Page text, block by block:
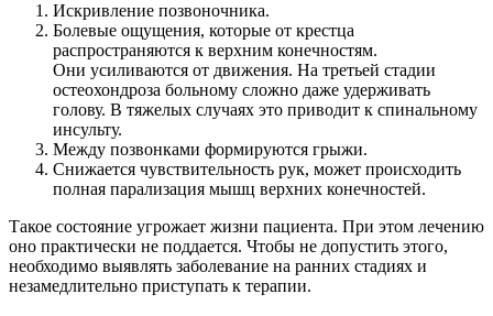
Искривление позвоночника.
Болевые ощущения, которые от крестца
распространяются к верхним конечностям.
Они усиливаются от движения. На третьей стадии
остеохондроза больному сложно даже удерживать
голову. В тяжелых случаях это приводит к спинальному
инсульту.
Между позвонками формируются грыжи.
Снижается чувствительность рук, может происходить
полная парализация мышц верхних конечностей.
Такое состояние угрожает жизни пациента. При этом лечению
оно практически не поддается. Чтобы не допустить этого,
необходимо выявлять заболевание на ранних стадиях и
незамедлительно приступать к терапии.